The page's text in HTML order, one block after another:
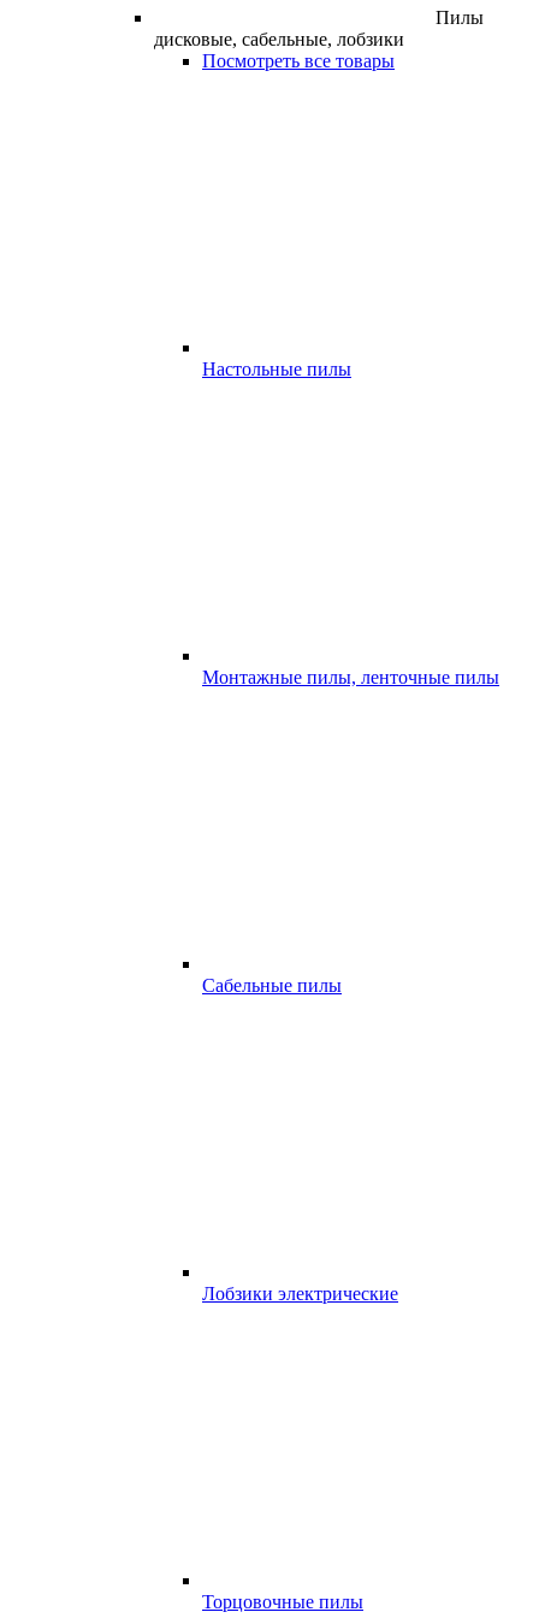
Пилы
дисковые, сабельные, лобзики
Посмотреть все товары
Настольные пилы
Монтажные пилы, ленточные пилы
Сабельные пилы
Лобзики электрические
Торцовочные пилы